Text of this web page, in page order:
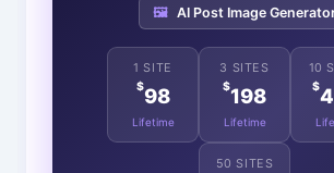
🖼️ AI Post Image
1 SITE
$98
Lifetime
3 SITES
$198
Lifetime
10
$
50 SITES